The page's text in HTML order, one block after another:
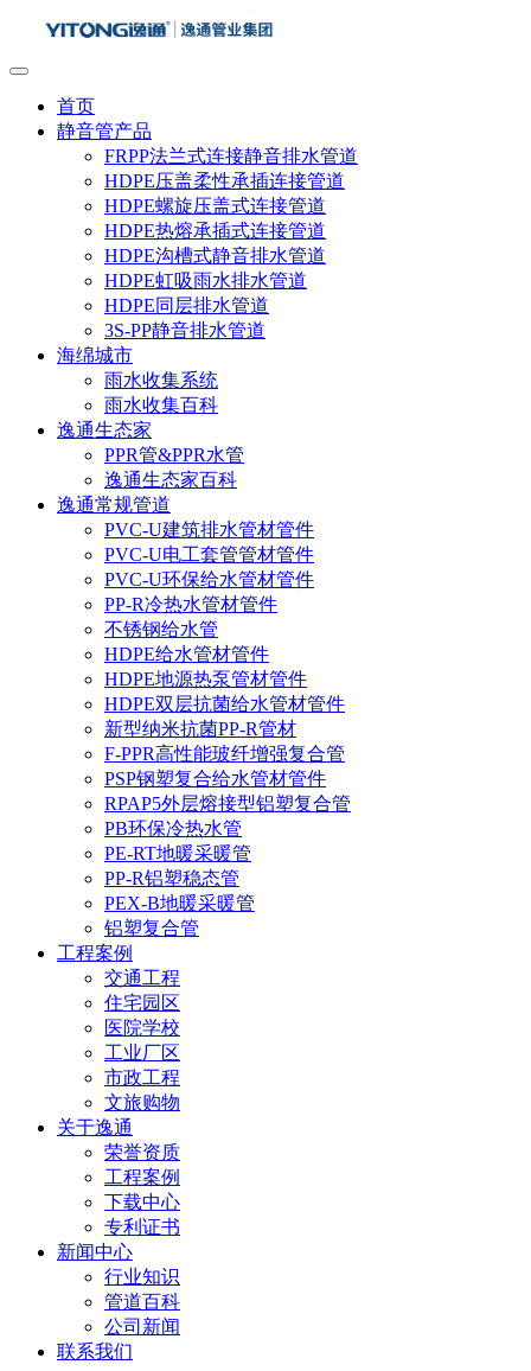
首页
静音管产品
FRPP法兰式连接静音排水管道
HDPE压盖柔性承插连接管道
HDPE螺旋压盖式连接管道
HDPE热熔承插式连接管道
HDPE沟槽式静音排水管道
HDPE虹吸雨水排水管道
HDPE同层排水管道
3S-PP静音排水管道
海绵城市
雨水收集系统
雨水收集百科
逸通生态家
PPR管&PPR水管
逸通生态家百科
逸通常规管道
PVC-U建筑排水管材管件
PVC-U电工套管管材管件
PVC-U环保给水管材管件
PP-R冷热水管材管件
不锈钢给水管
HDPE给水管材管件
HDPE地源热泵管材管件
HDPE双层抗菌给水管材管件
新型纳米抗菌PP-R管材
F-PPR高性能玻纤增强复合管
PSP钢塑复合给水管材管件
RPAP5外层熔接型铝塑复合管
PB环保冷热水管
PE-RT地暖采暖管
PP-R铝塑稳态管
PEX-B地暖采暖管
铝塑复合管
工程案例
交通工程
住宅园区
医院学校
工业厂区
市政工程
文旅购物
关于逸通
荣誉资质
工程案例
下载中心
专利证书
新闻中心
行业知识
管道百科
公司新闻
联系我们